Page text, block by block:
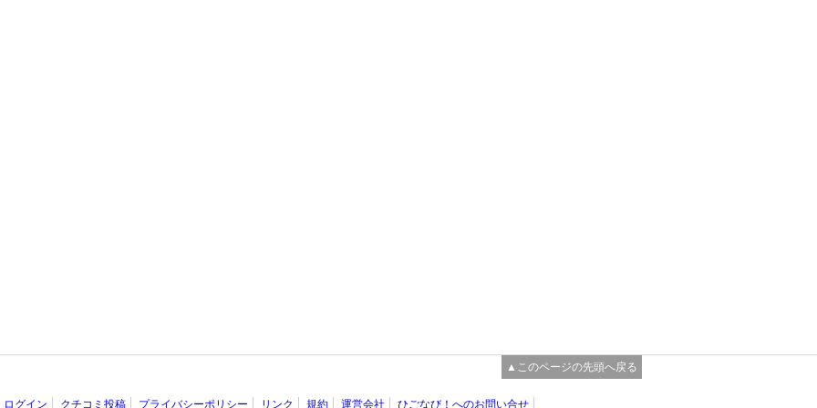
▲このページの先頭へ戻る
ログイン クチコミ投稿 プライバシーポリシー リンク 規約 運営会社 ひごなび！へのお問い合せ